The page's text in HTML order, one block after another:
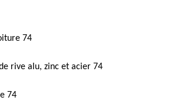
74
rive alu, zinc et acier 74
74